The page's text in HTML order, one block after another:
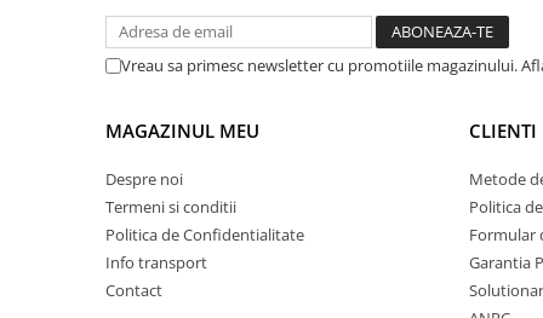
Usi culisante
Usi pliabile
Coloane de dus
Sisteme de dus incastrate
Seturi de dus
Pare, furtunuri si accesorii
Brate si palarii dus
Vreau sa primesc newsletter cu promotiile magazinului.
MAGAZINUL MEU
Despre noi
Termeni si conditii
Politica de Confidentialitate
Info transport
Contact
CLIENTI
Metode
Politica
Formular
Garantia